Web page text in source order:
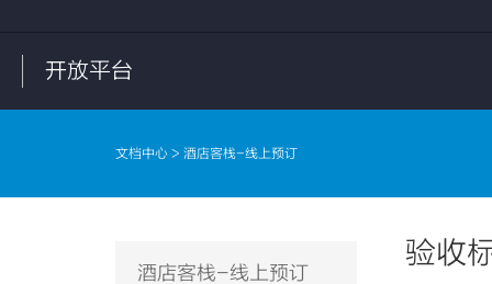
开放平台
文档中心 > 酒店客栈-线上预订
酒店客栈-线上预订
验收